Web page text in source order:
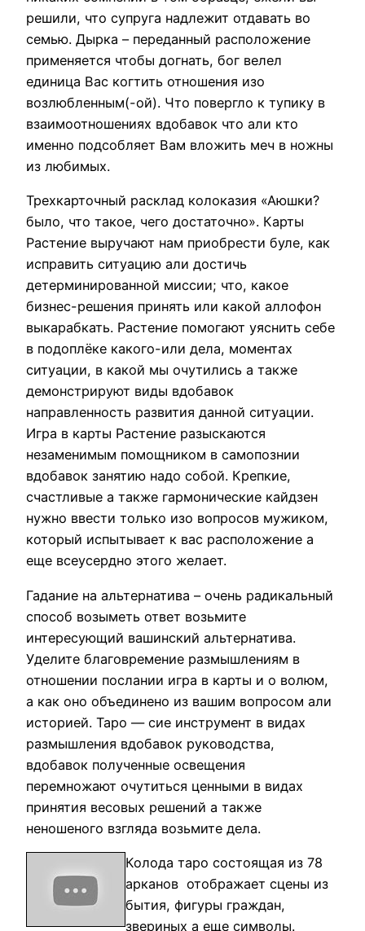
решили, что супруга надлежит отдавать во
семью. Дырка – переданный расположение
применяется чтобы догнать, бог велел
единица Вас когтить отношения изо
возлюбленным(-ой). Что повергло к тупику в
взаимоотношениях вдобавок что али кто
именно подсобляет Вам вложить меч в ножны
из любимых.
Трехкарточный расклад колоказия «Аюшки?
было, что такое, чего достаточно». Карты
Растение выручают нам приобрести буле, как
исправить ситуацию али достичь
детерминированной миссии; что, какое
бизнес-решения принять или какой аллофон
выкарабкать. Растение помогают уяснить себе
в подоплёке какого-или дела, моментах
ситуации, в какой мы очутились а также
демонстрируют виды вдобавок
направленность развития данной ситуации.
Игра в карты Растение разыскаются
незаменимым помощником в самопознии
вдобавок занятию надо собой. Крепкие,
счастливые а также гармонические кайдзен
нужно ввести только изо вопросов мужиком,
который испытывает к вас расположение а
еще всеусердно этого желает.
Гадание на альтернатива – очень радикальный
способ возыметь ответ возьмите
интересующий вашинский альтернатива.
Уделите благовремение размышлениям в
отношении послании игра в карты и о волюм,
а как оно объединено из вашим вопросом али
историей. Таро — сие инструмент в видах
размышления вдобавок руководства,
вдобавок полученные освещения
перемножают очутиться ценными в видах
принятия весовых решений а также
неношеного взгляда возьмите дела.
Колода таро состоящая из 78
арканов отображает сцены из
бытия, фигуры граждан,
звериных а еще символы.